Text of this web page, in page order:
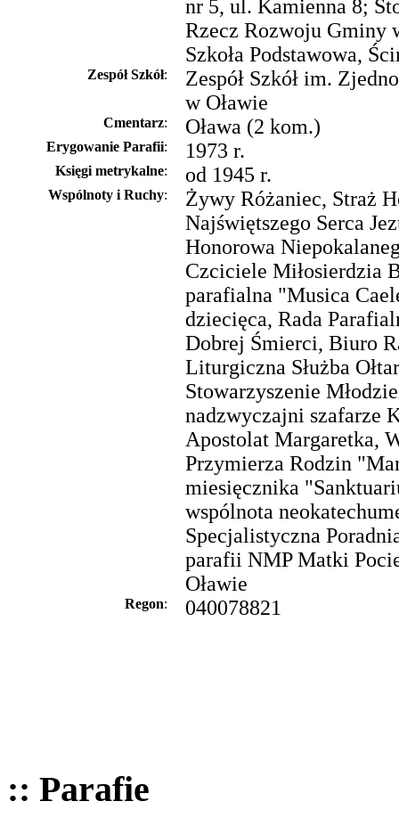
nr 5, ul. Kamienna 8;
Rzecz Rozwoju Gminy
Szkoła Podstawowa,
Zespół Szkół:
Zespół Szkół im.
w Oławie
Cmentarz: Oława (2 kom.)
Erygowanie Parafii: 1973 r.
Księgi metrykalne: od 1945 r.
Wspólnoty i Ruchy:
Żywy Różaniec, Straż
Najświętszego Serca
Honorowa
Czciciele Miłosierdzia
parafialna "Musica
dziecięca, Rada
Dobrej Śmierci, Biuro
Liturgiczna Służba
Stowarzyszenie
nadzwyczajni szafarze
Apostolat Margaretka,
Przymierza Rodzin
miesięcznika
wspólnota
Specjalistyczna
parafii NMP Matki
Oławie
Regon: 040078821
:: Parafie